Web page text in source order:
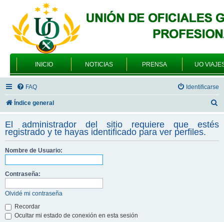
INICIO NOTICIAS PRENSA UO
FAQ Identificarse
Índice general
s
c
El administrador del sitio requiere que estés
registrado y te hayas identificado para ver perfiles.
Nombre de Usuario:
Contraseña:
Olvidé mi contraseña
Recordar
Ocultar mi estado de conexión en esta sesión